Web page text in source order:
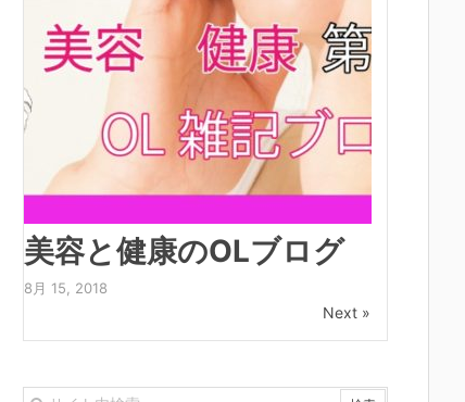
美容と健康のOLブログ
8月 15, 2018
Next »